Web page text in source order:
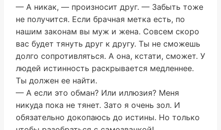
— А никак, — произносит друг. — Забыть тоже
не получится. Если брачная метка есть, по
нашим законам вы муж и жена. Совсем скоро
вас будет тянуть друг к другу. Ты не сможешь
долго сопротивляться. А она, кстати, сможет. У
людей истинность раскрывается медленнее.
Ты должен ее найти.
— А если это обман? Или иллюзия? Меня
никуда пока не тянет. Зато я очень зол. И
обязательно докопаюсь до истины. Но только